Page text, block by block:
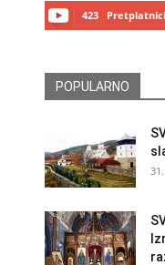
423 Pretplatnici
POPULARNO